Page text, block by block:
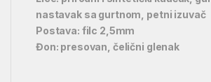
nastavak sa gurtnom, petni izuvač
Postava: filc 2,5mm
Đon: presovan, čelični glenak